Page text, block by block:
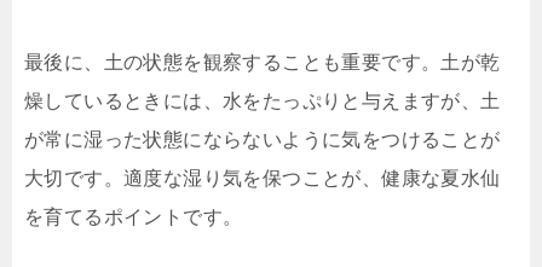
最後に、土の状態を観察することも重要です。土が乾
燥しているときには、水をたっぷりと与えますが、土
が常に湿った状態にならないように気をつけることが
大切です。適度な湿り気を保つことが、健康な夏水仙
を育てるポイントです。